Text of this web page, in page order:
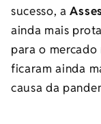
sucesso, a
ainda mais
para o
ficaram ainda
causa da